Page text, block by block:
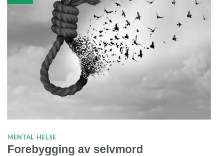
MENTAL HELSE
Forebygging av selvmord